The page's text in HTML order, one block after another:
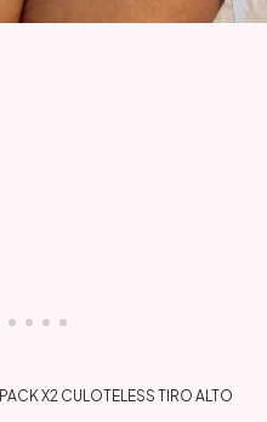
PACK X2 CULOTELESS TIRO ALTO